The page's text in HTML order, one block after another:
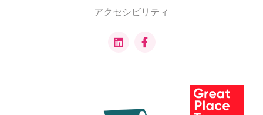
アクセシビリティ